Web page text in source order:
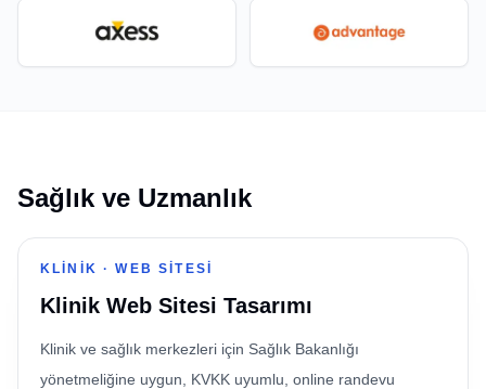
Sağlık ve Uzmanlık
KLINIK ·WEB SITESI
Klinik Web Sitesi Tasarımı
Klinik ve sağlık merkezleri için Sağlık Bakanlığı
yönetmeliğine uygun, KVKK uyumlu, online randevu